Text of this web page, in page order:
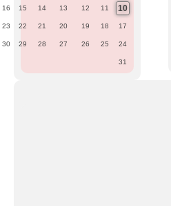
10
11
12
13
14
15
16
17
18
19
20
21
22
23
24
25
26
27
28
29
30
31